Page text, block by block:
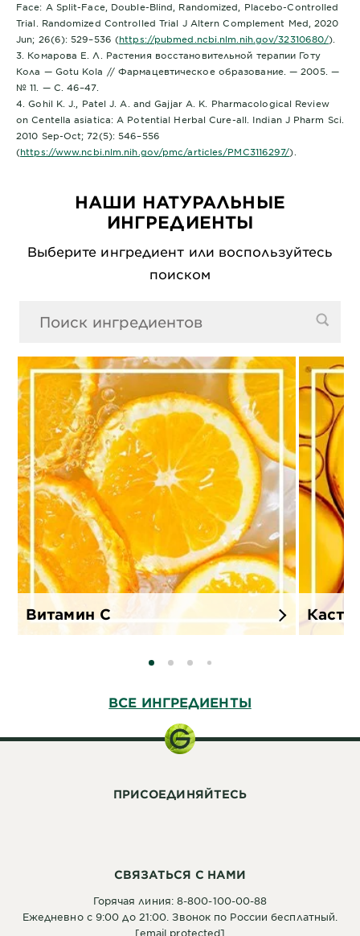
Face: A Split-Face, Double-Blind, Randomized, Placebo-Controlled
Trial. Randomized Controlled Trial J Altern Complement Med, 2020
Jun; 26(6): 529–536 (https://pubmed.ncbi.nlm.nih.gov/32310680/).
3. Комарова Е. Л. Растения восстановительной терапии Готу
Кола — Gotu Kola // Фармацевтическое образование. — 2005. —
№ 11. — С. 46–47.
4. Gohil K. J., Patel J. A. and Gajjar A. K. Pharmacological Review
on Centella asiatica: A Potential Herbal Cure-all. Indian J Pharm Sci.
2010 Sep-Oct; 72(5): 546–556
(https://www.ncbi.nlm.nih.gov/pmc/articles/PMC3116297/).
НАШИ НАТУРАЛЬНЫЕ
ИНГРЕДИЕНТЫ
Выберите ингредиент или воспользуйтесь
поиском
Витамин C
SLIDE 0
SLIDE 1
SLIDE 2
SLIDE 3
ВСЕ ИНГРЕДИЕНТЫ
СВЯЗАТЬСЯ С НАМИ
Горячая линия: 8-800-100-00-88
Ежедневно с 9:00 до 21:00. Звонок по России бесплатный.
[email protected]
ПРИСОЕДИНЯЙТЕСЬ